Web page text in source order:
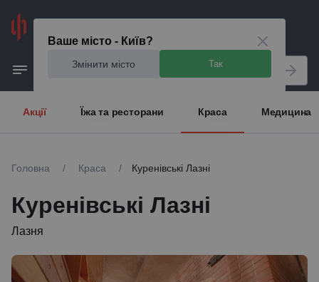
Ваше місто - Київ?
Змінити місто Так
Акції Їжа та ресторани Краса Медицина
Головна / Краса / Куренівські Лазні
Куренівські Лазні
Лазня